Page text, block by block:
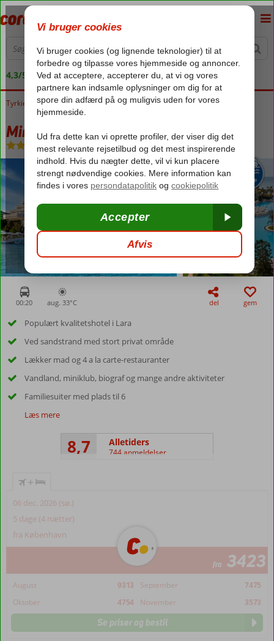
4,3/5 på Trustpilot
Forside
Tyrkiet Tyrkiets sydkyst Antalya Lara Miracle Resort
Miracle Resort
Ultra All Inclusive- Hotel
00:20 aug. 33°C del gem
Populært kvalitetshotel i Lara
Ved sandstrand med stort privat område
Lækker mad og 4 a la carte-restauranter
Vandland, miniklub, biograf og mange andre aktiviteter
Familiesuiter med plads til 6
Læs mere
8,7 Alletiders
744 anmeldelser
+
06 dec. 2026 (sø.)
5 dage (4 nætter)
fra København
fra 3423
August 9313 September
7475
Oktober
4754 November 3573
Se priser og bestil